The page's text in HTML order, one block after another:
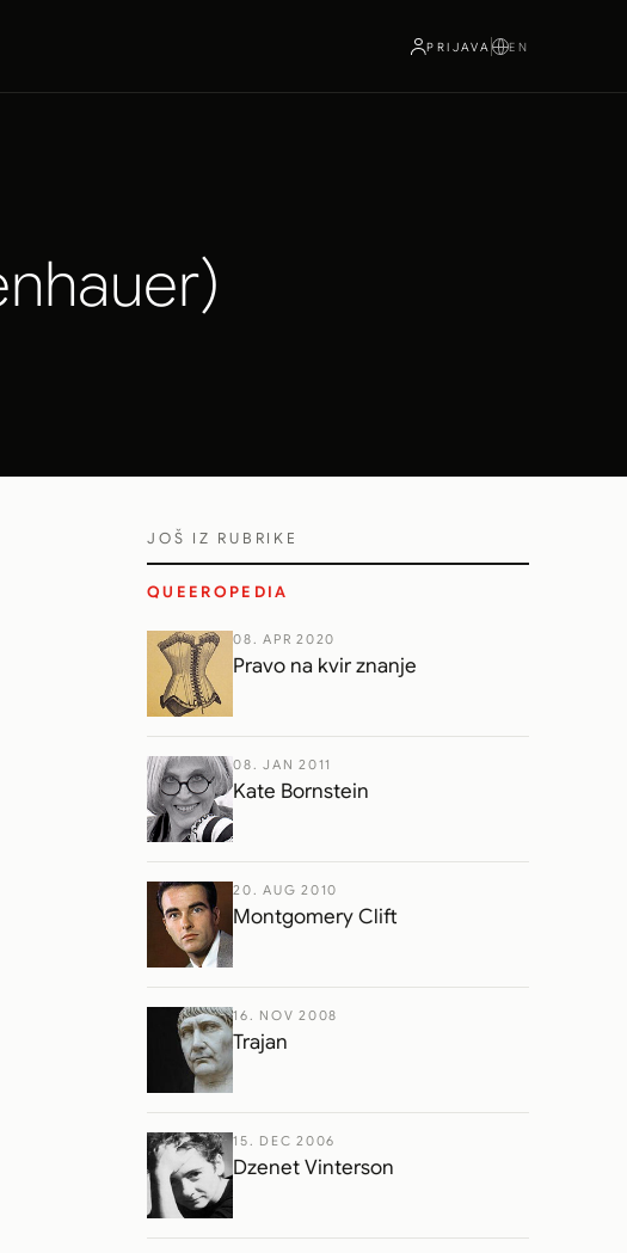
PRIJAVA EN
JOŠ IZ RUBRIKE
QUEEROPEDIA
08. APR 2020
Pravo na kvir znanje
08. JAN 2011
Kate Bornstein
20. AUG 2010
Montgomery Clift
16. NOV 2008
Trajan
15. DEC 2006
Dzenet Vinterson